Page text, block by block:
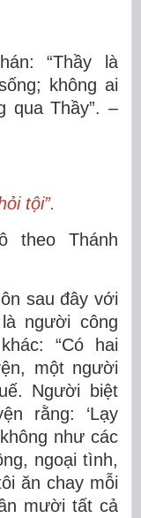
“Thầy là
không ai
qua Thầy”. –
tội”.
theo Thánh
sau đây với
người công
“Có hai
một người
Người biệt
rằng: ‘Lạy
như các
ngoại tình,
ăn chay mỗi
mười tất cả